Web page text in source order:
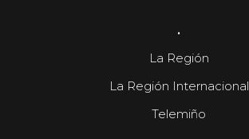
.
La Región
La Región Internacional
Telemiño